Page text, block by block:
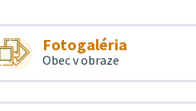
Fotogaléria
Obec v obraze